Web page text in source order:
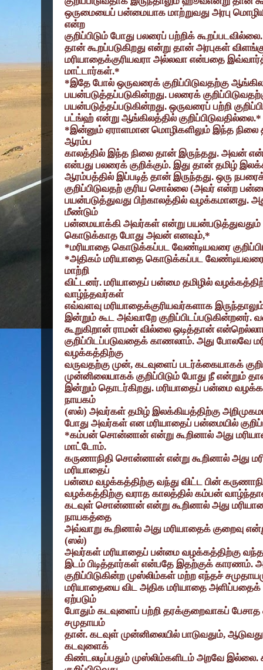
ஒருமையைப் பன்மையாக மாற்றுவது அரபு
என்ற
குறிப்பிடும் போது பலரைப் பற்றிக்
தான் கூறப்படுகிறது என்று தான் அரபுகள்
மரியாதைக்குரியவரா அல்லவா என்பதை
மாட்டார்கள்.*
*இதே போல் ஒருவரைக் குறிப்பிடுவதற்கு
பயன்படுத்தப்படுகின்றது. பலரைக்
பயன்படுத்தப்படுகின்றது. ஒருவரைப் பற்றி
பட்ங்ஹ் என்று ஆங்கிலத்தில் குறிப்பிடுவதில்லை.*
*இன்னும் ஏராளமான மொழிகளிலும் இந்த நிலை
ஆரம்ப
காலத்தில் இந்த நிலை தான் இருந்தது. அவன்
என்பது பலரைக் குறிக்கும். இது தான் தமிழ்
ஆரம்பத்தில் இப்படித் தான் இருந்தது. ஒரு நபரைக்
குறிப்பிடுவதற் குரிய சொல்லை (அவர் என்ற
பயன்படுத்துவது பிற்காலத்தில் வழக்கமானது.
மீண்டும்
பன்மையாக்கி அவர்கள் என்று பயன்படுத்துவதும்
கொடுக்காத போது அவன் எனவும்,*
*மரியாதை கொடுக்கப்பட வேண்டியவரை
*அதிகம் மரியாதை கொடுக்கப்பட
மாற்றி
விட்டனர். மரியாதைப் பன்மை தமிழில்
வாழ்ந்தவர்கள்
எவ்வளவு மரியாதைக்குரியவர்களாக
இன்றும் கூட அவ்வாறே
கூறுகிறான் ராமன் வில்லை ஒடித்தான்
குறிப்பிடப்படுவதைக் காணலாம். அது போலவே
வழக்கத்திற்கு
வருவதற்கு முன், கடவுளைப் படர்க்கையாகக்
முன்னிலையாகக் குறிப்பிடும் போது நீ என்றும்
இன்றும் தொடர்கிறது. மரியாதைப் பன்மை
நாயகம்
(ஸல்) அவர்கள் தமிழ் இலக்கியத்திற்கு
போது அவர்கள் என மரியாதைப் பன்மையில்
*கம்பன் சொன்னான் என்று கூறினால் அது
மாட்டோம்.
கருணாநிதி சொன்னான் என்று கூறினால் அது
மரியாதைப்
பன்மை வழக்கத்திற்கு வந்து விட்ட பின்
வழக்கத்திற்கு வராத காலத்தில் கம்பன்
கடவுள் சொன்னான் என்று கூறினால் அது
நாயகத்தை
அவ்வாறு கூறினால் அது மரியாதைக் குறைவு
(ஸல்)
அவர்கள் மரியாதைப் பன்மை வழக்கத்திற்கு வந்த
இடம் பிடித்தார்கள் என்பதே இதற்குக்
குறிப்பிடுகின்ற முஸ்லிம்கள் மற்ற எந்தச்
மரியாதையை விட அதிக மரியாதை
ஏற்படும்
போதும் கடவுளைப் பற்றி தரக்குறைவாகப் பேசாத
சமுதாயம்
தான். கடவுள் முன்னிலையில் பாடுவதும்,
கடவுளைக்
கிண்டலடிப்பதும் முஸ்லிம்களிடம் அறவே